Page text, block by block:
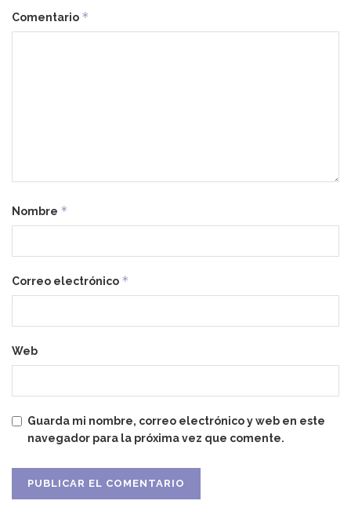
Comentario *
Nombre *
Correo electrónico *
Web
Guarda mi nombre, correo electrónico y web en este
navegador para la próxima vez que comente.